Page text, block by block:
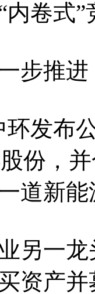
卷式
步推进
发布
份，
道新能
另一
资产